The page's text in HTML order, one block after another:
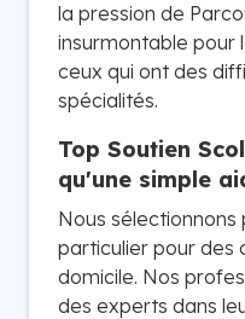
la pression de
insurmontable pour
ceux qui ont des
spécialités.
Top Soutien
qu'une simple
Nous
particulier pour des
domicile. Nos
des experts dans